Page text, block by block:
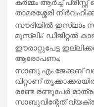
കർമ്മം ആർച്ച്
താമരശ്ശേരി
സൗദിയില്‍ ഇസ്‌ലാം
മുസ്ലിം’ ഡിജിറ്റല്‍
ഈരാറ്റുപേട്ട
ആരോപണം;
സാബു.എം.ജേക്കബ്
വിറ്റാണ്
രണ്ടേ രണ്ടുപേര്‍
സാബുവിന്റേത്